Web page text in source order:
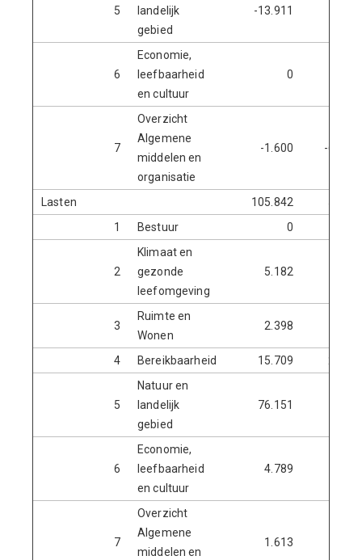
5
landelijk
gebied
-13.911
6
Economie,
leefbaarheid
en cultuur
0
7
Overzicht
Algemene
middelen en
organisatie
-1.600 -
Lasten 105.842
1
Bestuur 0
2
Klimaat en
gezonde
leefomgeving
5.182
3
Ruimte en
Wonen
2.398
4 Bereikbaarheid 15.709
5
Natuur en
landelijk
gebied
76.151
6
Economie,
leefbaarheid
en cultuur
4.789
7
Overzicht
Algemene
middelen en
1.613